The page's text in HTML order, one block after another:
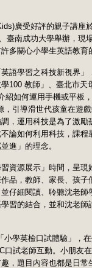
廣受好評的親子講座
臺南成功大學舉辦，現
多關心小學生英語教育
語學習之科技新視界」
學100 教師」、臺北市天
紹如何運用手機或平板
，引導滑世代孩童在遊
，運用科技是為了激勵
論如何利用科技，課程
進」的理念。
資源展示」時間，呈現
品，教師、家長、孩子
仔細閱讀、聆聽沈老師
習的結合，並和沈老師
小學英檢口試體驗」，
口試老師互動。小朋友
，題目內容也都是日常